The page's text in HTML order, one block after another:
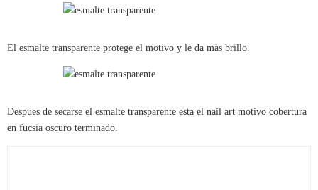
El esmalte transparente protege el motivo y le da màs brillo.
Despues de secarse el esmalte transparente esta el nail art motivo cobertura
en fucsia oscuro terminado.